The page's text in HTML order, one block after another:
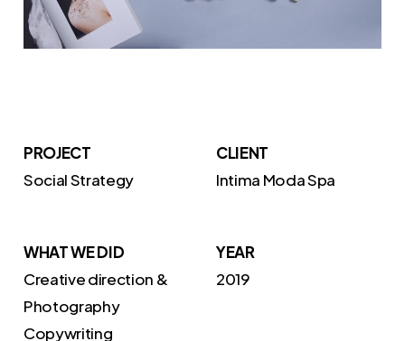
PROJECT
Social Strategy
CLIENT
Intima Moda Spa
WHAT WE DID
Creative direction &
Photography
Copywriting
YEAR
2019